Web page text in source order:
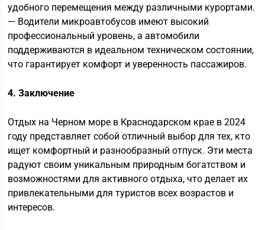
удобного перемещения между различными курортами.
— Водители микроавтобусов имеют высокий
профессиональный уровень, а автомобили
поддерживаются в идеальном техническом состоянии,
что гарантирует комфорт и уверенность пассажиров.
4. Заключение
Отдых на Черном море в Краснодарском крае в 2024
году представляет собой отличный выбор для тех, кто
ищет комфортный и разнообразный отпуск. Эти места
радуют своим уникальным природным богатством и
возможностями для активного отдыха, что делает их
привлекательными для туристов всех возрастов и
интересов.